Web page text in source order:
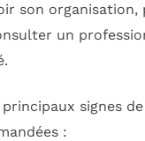
son organisation,
un
signes de
: